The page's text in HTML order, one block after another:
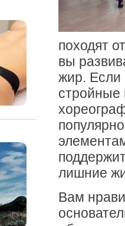
походят
вы
жир. Если
стройные
лишние
Вам